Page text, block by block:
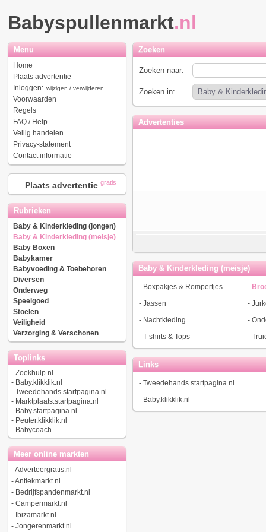
Babyspullenmarkt.nl
Menu
Home
Plaats advertentie
Inloggen: wijzigen / verwijderen
Voorwaarden
Regels
FAQ / Help
Veilig handelen
Privacy-statement
Contact informatie
Plaats advertentie gratis
Rubrieken
Baby & Kinderkleding (jongen)
Baby & Kinderkleding (meisje)
Baby Boxen
Babykamer
Babyvoeding & Toebehoren
Diversen
Onderweg
Speelgoed
Stoelen
Veiligheid
Verzorging & Verschonen
Toplinks
- Zoekhulp.nl
- Baby.klikklik.nl
- Tweedehands.startpagina.nl
- Marktplaats.startpagina.nl
- Baby.startpagina.nl
- Peuter.klikklik.nl
- Babycoach
Meer online markten
-Adverteergratis.nl
-Antiekmarkt.nl
- Bedrijfspandenmarkt.nl
- Campermarkt.nl
- Ibizamarkt.nl
- Jongerenmarkt.nl
Zoeken
Zoeken naar:
Zoeken in:
Advertenties
Baby & Kinderkleding (meisje)
- Boxpakjes & Rompertjes -
- Jassen -
- Nachtkleding -
- T-shirts & Tops -
Links
- Tweedehands.startpagina.nl
- Baby.klikklik.nl